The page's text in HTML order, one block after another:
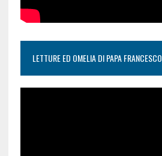
LETTURE ED OMELIA DI PAPA FRANCESCO